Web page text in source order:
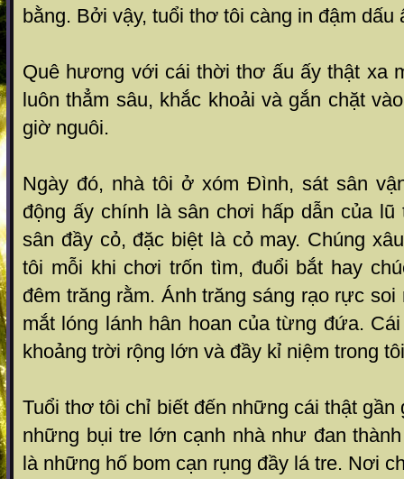
bằng. Bởi vậy, tuổi thơ tôi càng in đậm dấu
Quê hương với cái thời thơ ấu ấy thật xa
luôn thẳm sâu, khắc khoải và gắn chặt
giờ nguôi.
Ngày đó, nhà tôi ở xóm Đình, sát sân
động ấy chính là sân chơi hấp dẫn của lũ
sân đầy cỏ, đặc biệt là cỏ may. Chúng
tôi mỗi khi chơi trốn tìm, đuổi bắt hay
đêm trăng rằm. Ánh trăng sáng rạo rực soi
mắt lóng lánh hân hoan của từng đứa.
khoảng trời rộng lớn và đầy kỉ niệm trong
Tuổi thơ tôi chỉ biết đến những cái thật
những bụi tre lớn cạnh nhà như đan
là những hố bom cạn rụng đầy lá tre. Nơi